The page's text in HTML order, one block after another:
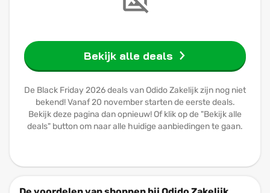
Bekijk alle deals
De Black Friday 2026 deals van Odido Zakelijk zijn nog niet
bekend! Vanaf 20 november starten de eerste deals.
Bekijk deze pagina dan opnieuw! Of klik op de "Bekijk alle
deals" button om naar alle huidige aanbiedingen te gaan.